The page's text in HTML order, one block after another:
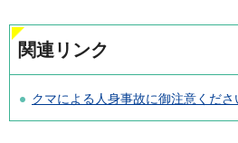
関連リンク
クマによる人身事故に御注意くださ